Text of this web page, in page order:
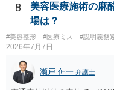
8
美容医療施術の麻
場は？
#美容整形 #医療ミス #説明義務
2026年7月7日
瀬戸 伸一 弁護士